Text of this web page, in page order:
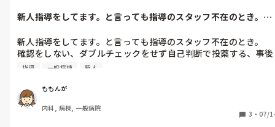
新人指導をしてます。と言っても指導のスタッフ不在のとき。確
新人指導をしてます。と言っても指導のスタッフ不在のとき。
確認をしない、ダブルチェックをせず自己判断で投薬する、事後
報告、何が分からないかおかしいか分からないことはよくあるこ
でも危機感が無さすぎるというか日勤でルチンやマニュアル教わ
ってるはずです。繁忙度の高い病棟なので新人も可哀想ですがあ
まりにも危機感がないなと。今の時代かなり優しく教える方針な
指導 一般病棟 新人
ももんが
内科, 病棟, 一般病院
3 ・ 07/